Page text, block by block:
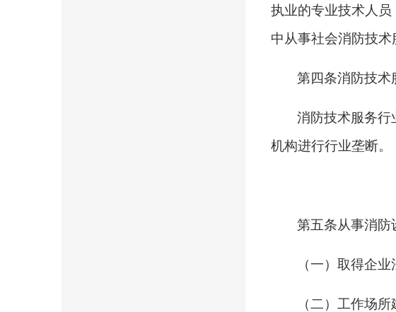
执业的专业技术人
中从事社会消防技术
第四条消防技术
消防技术服务行
机构进行行业垄断。
第五条从事消防
（一）取得企业
（二）工作场